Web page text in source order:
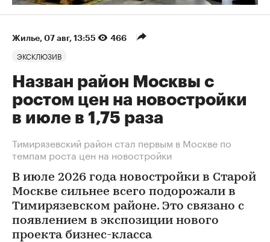
Жилье⁠, 07 авг, 13:55 466
ЭКСКЛЮЗИВ
Назван район Москвы с
ростом цен на новостройки
в июле в 1,75 раза
Тимирязевский район стал первым в Москве по
темпам роста цен на новостройки
В июле 2026 года новостройки в Старой
Москве сильнее всего подорожали в
Тимирязевском районе. Это связано с
появлением в экспозиции нового
проекта бизнес-класса